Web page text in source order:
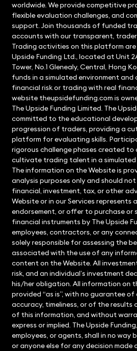
worldwide. We provide competitive
flexible evaluation challenges, and
support. Join thousands of funded
accounts with our transparent,
Trading activities on this platform
Upside Funding Ltd., located at Unit
Tower, No.1 Glenealy, Central, Hong
funds in a simulated environment and
financial risk or trading with real
website theupsidefunding.com is
The Upside Funding Limited. The
committed to the educational
progression of traders, providing a
platform for evaluating skills.
rigorous challenge phases created to
cultivate trading talent in a
The information on the Website is
analysis purposes only and should
financial, investment, tax, or other
Website or in our Services represents
endorsement, or offer to purchase or
financial instruments by The Upside
employees, contractors, or any
solely responsible for assessing the
associated with the use of any
content on the Website. All
risk, and an individual’s investment
his/her obligation. All information on
provided “as is”, with no guarantee of
accuracy, timeliness, or of the results
of this information, and without
express or implied. The Upside
employees, or agents, shall in no way
or anyone else for any decision made